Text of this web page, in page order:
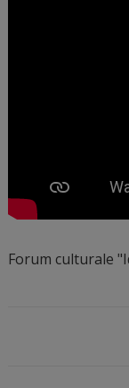
Forum culturale